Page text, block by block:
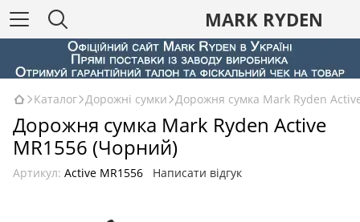
MARK RYDEN
Каталог Дорожні сумки Дорожня сумка Mark Ryden
Дорожня сумка Mark Ryden Active
MR1556 (Чорний)
Артикул: Active MR1556 Написати відгук